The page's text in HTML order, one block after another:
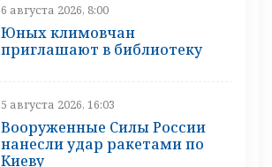
6 августа 2026, 8:00
Юных климовчан
приглашают в библиотеку
5 августа 2026, 16:03
Вооруженные Силы России
нанесли удар ракетами по
Киеву